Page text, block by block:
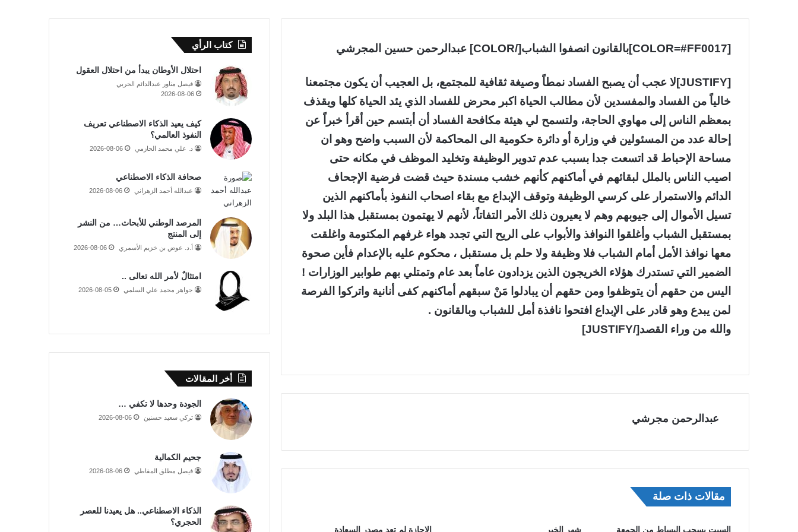
[COLOR=#FF0017]بالقانون انصفوا الشباب[/COLOR] عبدالرحمن حسين المجرشي
[JUSTIFY]لا عجب أن يصبح الفساد نمطاً وصيغة ثقافية للمجتمع، بل العجيب أن يكون مجتمعنا
خالياً من الفساد والمفسدين لأن مطالب الحياة اكبر محرض للفساد الذي يئد الحياة كلها ويقذف
بمعظم الناس إلى مهاوي الحاجة، ولتسمح لي هيئة مكافحة الفساد أن أبتسم حين أقرأ خبراً عن
إحالة عدد من المسئولين في وزارة أو دائرة حكومية الى المحاكمة لأن السبب واضح وهو ان
مساحة الإحباط قد اتسعت جدا بسبب عدم تدوير الوظيفة وتخليد الموظف في مكانه حتى
اصيب الناس بالملل لبقائهم في أماكنهم كأنهم خشب مسندة حيث قضت فرضية الإجحاف
الدائم والاستمرار على كرسي الوظيفة وتوقف الإبداع مع بقاء اصحاب النفوذ بأماكنهم الذين
تسيل الأموال إلى جيوبهم وهم لا يعيرون ذلك الأمر التفاتاً، لأنهم لا يهتمون بمستقبل هذا البلد ولا
بمستقبل الشباب وأغلقوا النوافذ والأبواب على الريح التي تجدد هواء غرفهم المكتومة واغلقت
معها نوافذ الأمل أمام الشباب فلا وظيفة ولا حلم بل مستقبل ، محكوم عليه بالإعدام فأين صحوة
الضمير التي تستدرك هؤلاء الخريجون الذين يزدادون عاماً بعد عام وتمتلي بهم طوابير الوزارات !
اليس من حقهم أن يتوظفوا ومن حقهم أن يبادلوا مَنْ سبقهم أماكنهم كفى أنانية واتركوا الفرصة
لمن يبدع وهو قادر على الإبداع افتحوا نافذة أمل للشباب وبالقانون .
والله من وراء القصد[/JUSTIFY]
عبدالرحمن مجرشي
مقالات ذات صلة
السبت يسحب البساط من الجمعة شهر الخير الإجازة لم تعد مصدر السعادة
كتاب الرأي
احتلال الأوطان يبدأ من احتلال العقول
فيصل مناور عبدالدائم الحربي
2026-08-06
كيف يعيد الذكاء الاصطناعي تعريف
النفوذ العالمي؟
د. علي محمد الحازمي 2026-08-06
صحافة الذكاء الاصطناعي
عبدالله أحمد الزهراني 2026-08-06
المرصد الوطني للأبحاث… من النشر
إلى المنتج
أ.د. عوض بن خزيم الأسمري 2026-08-06
امتثالٌ لأمر الله تعالى ..
جواهر محمد علي السلمي 2026-08-05
أخر المقالات
الجودة وحدها لا تكفي …
تركي سعيد حسنين 2026-08-06
جحيم الكمالية
فيصل مطلق المقاطي 2026-08-06
الذكاء الاصطناعي.. هل يعيدنا للعصر
الحجري؟